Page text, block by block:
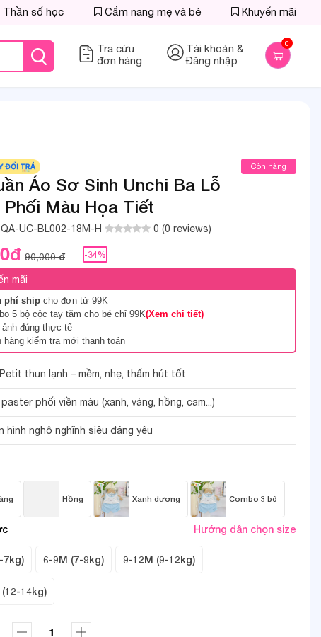
Thần số học Cẩm nang mẹ và bé Khuyến mãi
Tra cứu
đơn hàng
Tài khoản &
Đăng nhập
0
Áo Sơ Sinh Unchi Ba Lỗ
Phối Màu Họa Tiết
Còn hàng
UC-BL002-18M-H 0 (0 reviews)
90,000 đ -34%
mãi
phí ship cho đơn từ 99K
5 bộ cộc tay tăm cho bé chỉ 99K(Xem chi tiết)
ảnh đúng thực tế
hàng kiểm tra mới thanh toán
thun lạnh – mềm, nhẹ, thấm hút tốt
phối viền màu (xanh, vàng, hồng, cam...)
hình nghộ nghĩnh siêu đáng yêu
Hồng Xanh dương Combo 3 bộ
Hướng dẫn chọn size
7kg) 6-9M (7-9kg) 9-12M (9-12kg)
14kg)